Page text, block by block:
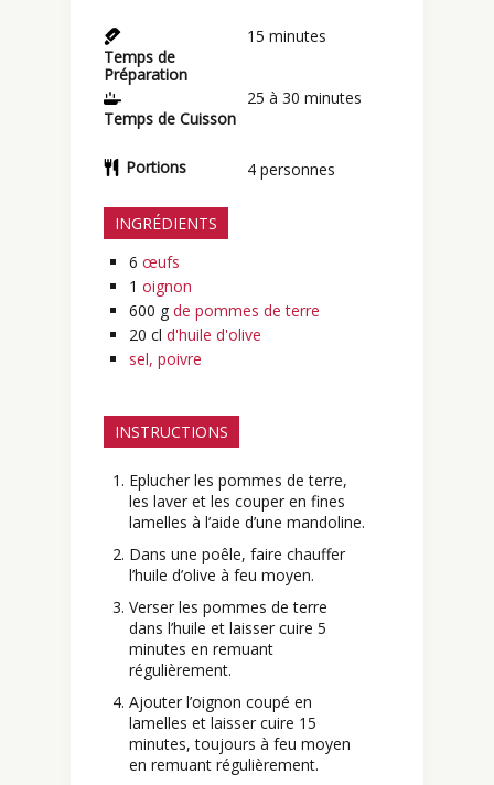
Temps de
Préparation
15 minutes
Temps de Cuisson
25 à 30 minutes
Portions 4 personnes
INGRÉDIENTS
6 œufs
1 oignon
600 g de pommes de terre
20 cl d'huile d'olive
sel, poivre
INSTRUCTIONS
Eplucher les pommes de terre,
les laver et les couper en fines
lamelles à l’aide d’une mandoline.
Dans une poêle, faire chauffer
l’huile d’olive à feu moyen.
Verser les pommes de terre
dans l’huile et laisser cuire 5
minutes en remuant
régulièrement.
Ajouter l’oignon coupé en
lamelles et laisser cuire 15
minutes, toujours à feu moyen
en remuant régulièrement.